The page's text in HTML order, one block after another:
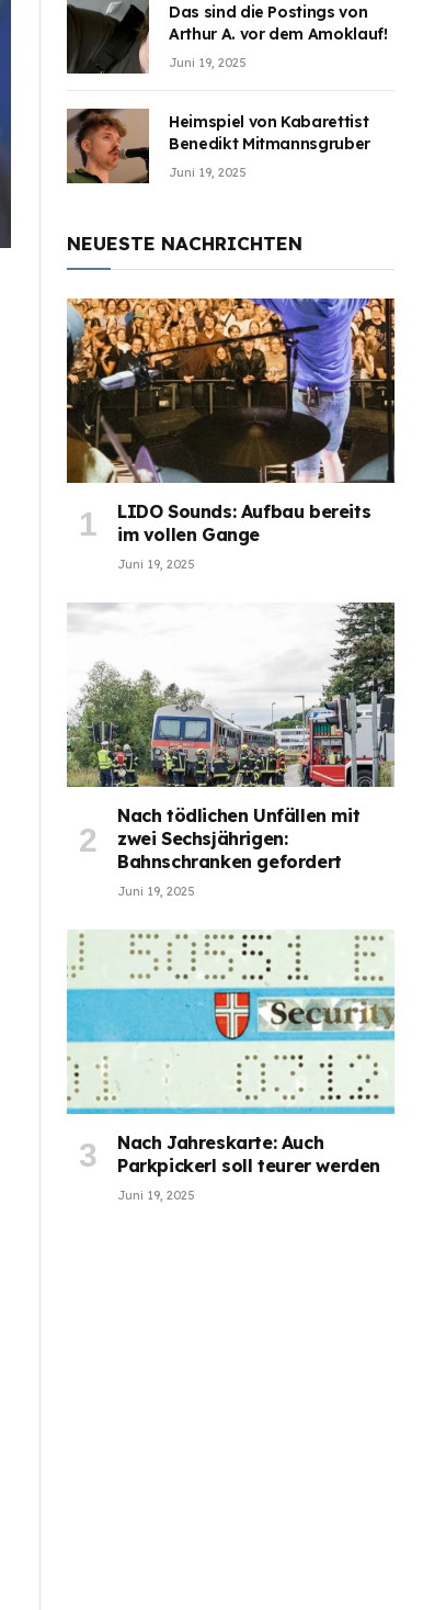
Das sind die Postings von
Arthur A. vor dem Amoklauf!
Juni 19, 2025
Heimspiel von Kabarettist
Benedikt Mitmannsgruber
Juni 19, 2025
NEUESTE NACHRICHTEN
LIDO Sounds: Aufbau bereits
im vollen Gange
Juni 19, 2025
Nach tödlichen Unfällen mit
zwei Sechsjährigen:
Bahnschranken gefordert
Juni 19, 2025
Nach Jahreskarte: Auch
Parkpickerl soll teurer werden
Juni 19, 2025